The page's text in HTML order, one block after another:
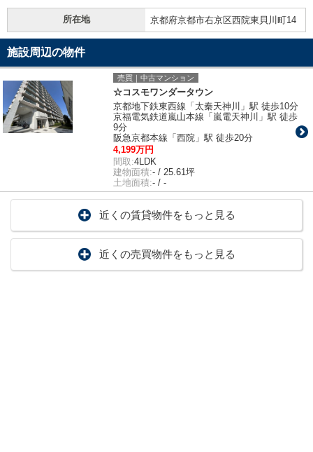
所在地 京都府京都市右京区西院東貝川町14
施設周辺の物件
売買｜中古マンション
☆コスモワンダータウン
京都地下鉄東西線「太秦天神川」駅 徒歩10分
京福電気鉄道嵐山本線「嵐電天神川」駅 徒歩
9分
阪急京都本線「西院」駅 徒歩20分
4,199万円
間取:4LDK
建物面積:- / 25.61坪
土地面積:- / -
近くの賃貸物件をもっと見る
近くの売買物件をもっと見る